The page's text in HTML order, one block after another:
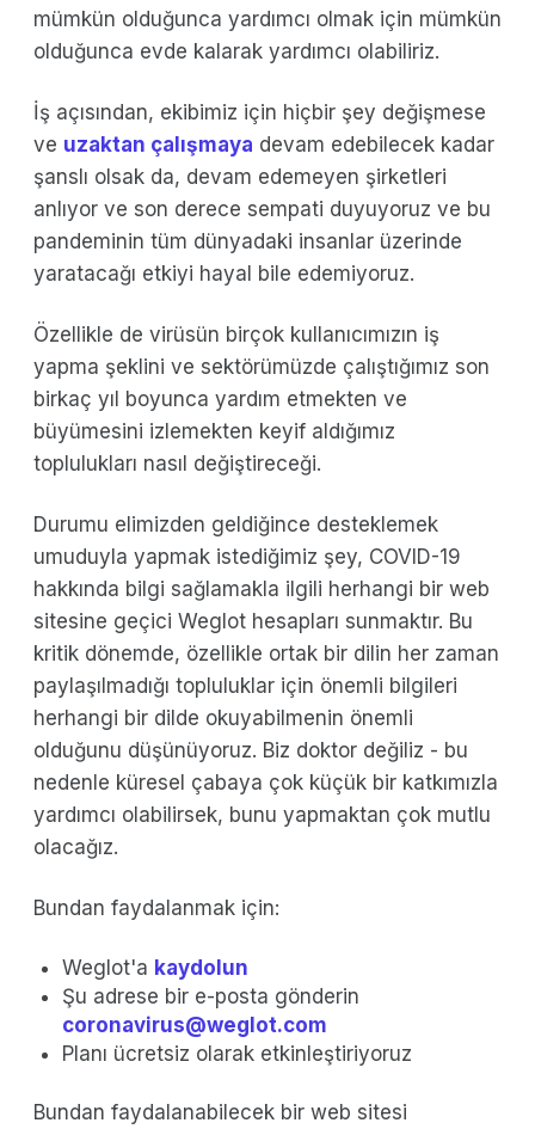
mümkün olduğunca yardımcı olmak için mümkün
olduğunca evde kalarak yardımcı olabiliriz.
İş açısından, ekibimiz için hiçbir şey değişmese
ve uzaktan çalışmaya devam edebilecek kadar
şanslı olsak da, devam edemeyen şirketleri
anlıyor ve son derece sempati duyuyoruz ve bu
pandeminin tüm dünyadaki insanlar üzerinde
yaratacağı etkiyi hayal bile edemiyoruz.
Özellikle de virüsün birçok kullanıcımızın iş
yapma şeklini ve sektörümüzde çalıştığımız son
birkaç yıl boyunca yardım etmekten ve
büyümesini izlemekten keyif aldığımız
toplulukları nasıl değiştireceği.
Durumu elimizden geldiğince desteklemek
umuduyla yapmak istediğimiz şey, COVID-19
hakkında bilgi sağlamakla ilgili herhangi bir web
sitesine geçici Weglot hesapları sunmaktır. Bu
kritik dönemde, özellikle ortak bir dilin her zaman
paylaşılmadığı topluluklar için önemli bilgileri
herhangi bir dilde okuyabilmenin önemli
olduğunu düşünüyoruz. Biz doktor değiliz - bu
nedenle küresel çabaya çok küçük bir katkımızla
yardımcı olabilirsek, bunu yapmaktan çok mutlu
olacağız.
Bundan faydalanmak için:
Weglot'a kaydolun
Şu adrese bir e-posta gönderin
coronavirus@weglot.com
Planı ücretsiz olarak etkinleştiriyoruz
Bundan faydalanabilecek bir web sitesi